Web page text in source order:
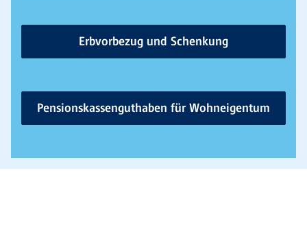
Erbvorbezug und Schenkung
Pensionskassenguthaben für Wohneigentum